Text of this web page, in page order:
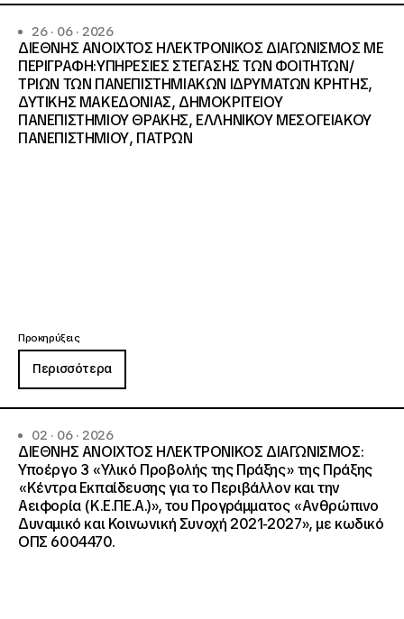
26 · 06 · 2026
ΔΙΕΘΝΗΣ ΑΝΟΙΧΤΟΣ ΗΛΕΚΤΡΟΝΙΚΟΣ ΔΙΑΓΩΝΙΣΜΟΣ ΜΕ
ΠΕΡΙΓΡΑΦΗ:ΥΠΗΡΕΣΙΕΣ ΣΤΕΓΑΣΗΣ ΤΩΝ ΦΟΙΤΗΤΩΝ/
ΤΡΙΩΝ ΤΩΝ ΠΑΝΕΠΙΣΤΗΜΙΑΚΩΝ ΙΔΡΥΜΑΤΩΝ KΡΗΤΗΣ,
ΔΥΤΙΚΗΣ ΜΑΚΕΔΟΝΙΑΣ, ΔΗΜΟΚΡΙΤΕΙΟΥ
ΠΑΝΕΠΙΣΤΗΜΙΟΥ ΘΡΑΚΗΣ, ΕΛΛΗΝΙΚΟΥ ΜΕΣΟΓΕΙΑΚΟΥ
ΠΑΝΕΠΙΣΤΗΜΙΟΥ, ΠΑΤΡΩΝ
Προκηρύξεις
Περισσότερα
02 · 06 · 2026
ΔΙΕΘΝΗΣ ΑΝΟΙΧΤΟΣ ΗΛΕΚΤΡΟΝΙΚΟΣ ΔΙΑΓΩΝΙΣΜΟΣ:
Υποέργο 3 «Υλικό Προβολής της Πράξης» της Πράξης
«Κέντρα Εκπαίδευσης για το Περιβάλλον και την
Αειφορία (Κ.Ε.ΠΕ.Α.)», του Προγράμματος «Ανθρώπινο
Δυναμικό και Κοινωνική Συνοχή 2021-2027», με κωδικό
ΟΠΣ 6004470.